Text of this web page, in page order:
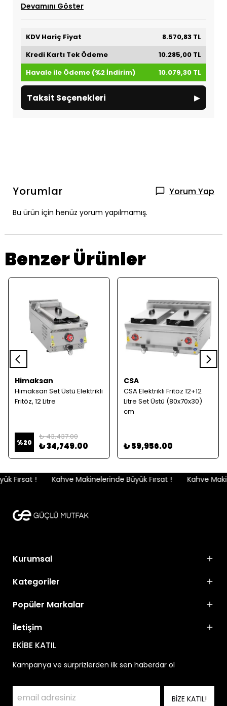
Devamını Göster
KDV Hariç Fiyat
8.570,83 TL
Kredi Kartı Tek Ödeme
10.285,00 TL
Havale ile Ödeme (%2 İndirim)
10.079,30 TL
Taksit Seçenekleri ▸
Yorumlar Yorum Yap
Bu ürün için henüz yorum yapılmamış.
Benzer Ürünler
Himaksan
Himaksan Set Üstü Elektrikli
Fritöz, 12 Litre
%20
₺ 43,437.00
₺ 34,749.00
CSA
CSA Elektrikli Fritöz 12+12
Litre Set Üstü (80x70x30)
cm
₺ 59,956.00
Fırsat ! Kahve Makinelerinde Büyük Fırsat ! Kahve
Kurumsal
Kategoriler
Popüler Markalar
İletişim
EKİBE KATIL
Kampanya ve sürprizlerden ilk sen haberdar ol
BİZE KATIL!